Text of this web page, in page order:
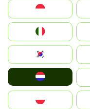
South Korea